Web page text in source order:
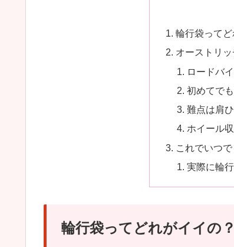
輪行袋ってど
オーストリ
ロードバ
初めてで
難点は肩
ホイール
これでいつ
実際に輪
輪行袋ってどれがイイの？